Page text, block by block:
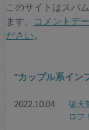
このサイトはスパ
ます。
コメントデ
ださい
カップル系イン
2022.10.04
破天
ロフ